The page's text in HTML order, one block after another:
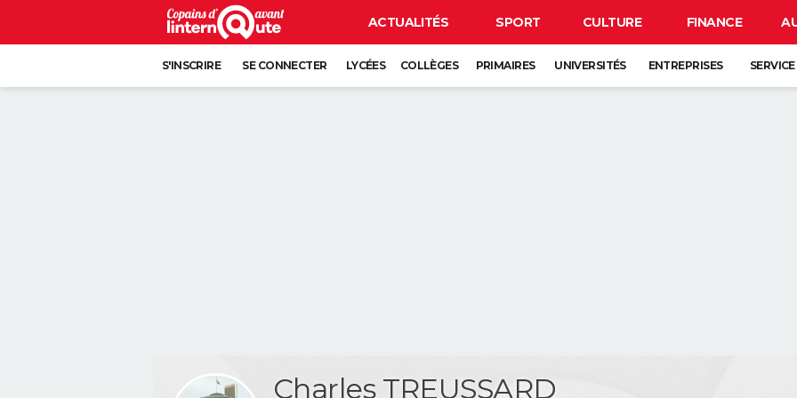
ACTUALITÉS SPORT CULTURE FINANCE
S'INSCRIRE SE CONNECTER LYCÉES COLLÈGES PRIMAIRES UNIVERSITÉS ENTREPRISES
Charles TREUSSARD